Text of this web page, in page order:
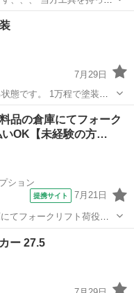
で宜しくお願い致しま
て/助けて
7月29日
態です。 1万程で塗装し
致します🙏
て/助けて
品の倉庫にてフォーク
いOK【未経験の方…
ション
提携サイト 7月21日
てフォークリフト荷役作
情報】飲料品 。＋お
探しを
ー 27.5